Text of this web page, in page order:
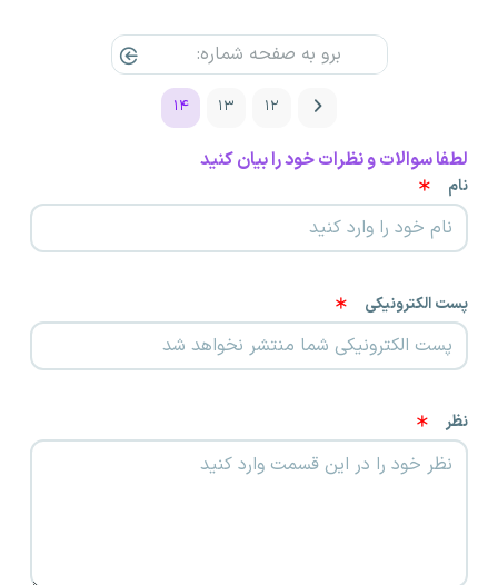
۱۲ ۱۳ ۱۴
لطفا سوالات و نظرات خود را بیان کنید
نام
پست الکترونیکی
نظر